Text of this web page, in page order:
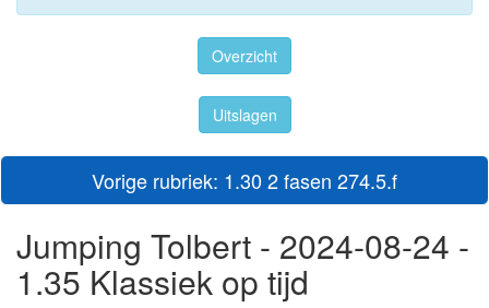
Overzicht
Uitslagen
Vorige rubriek: 1.30 2 fasen 274.5.f
Jumping Tolbert - 2024-08-24 -
1.35 Klassiek op tijd